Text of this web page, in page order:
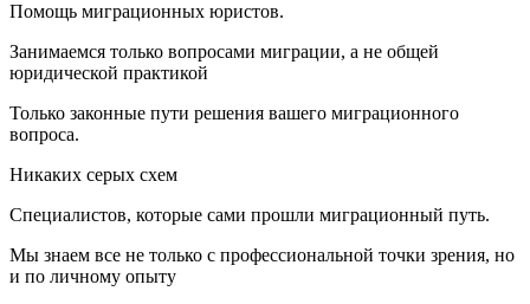
Помощь миграционных юристов.
Занимаемся только вопросами миграции, а не общей
юридической практикой
Только законные пути решения вашего миграционного
вопроса.
Никаких серых схем
Специалистов, которые сами прошли миграционный путь.
Мы знаем все не только с профессиональной точки зрения, но
и по личному опыту